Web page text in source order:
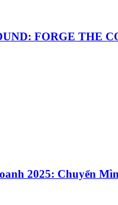
FORGE THE
2025: Chuyển